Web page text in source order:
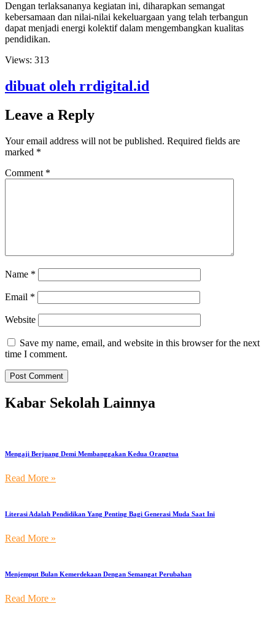
Dengan terlaksananya kegiatan ini, diharapkan semangat
kebersamaan dan nilai-nilai kekeluargaan yang telah terbangun
dapat menjadi energi kolektif dalam mengembangkan kualitas
pendidikan.
Views: 313
dibuat oleh rrdigital.id
Leave a Reply
Your email address will not be published. Required fields are
marked *
Comment *
Name *
Email *
Website
Save my name, email, and website in this browser for the next
time I comment.
Kabar Sekolah Lainnya
Mengaji Berjuang Demi Membanggakan Kedua Orangtua
Read More »
Literasi Adalah Pendidikan Yang Penting Bagi Generasi Muda Saat Ini
Read More »
Menjemput Bulan Kemerdekaan Dengan Semangat Perubahan
Read More »